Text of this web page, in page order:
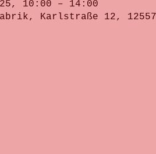
10:00 – 14:00
Karlstraße 12,